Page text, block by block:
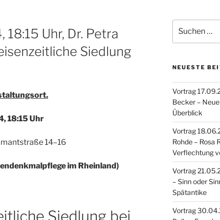
Uhr, Dr. Petra
Siedlung
18:15 Uhr
14–16
im Rheinland)
Siedlung bei
nach:
NEUESTE
Vortrag
Becker –
Überblick
Vortrag
Rohde – Rosa
Verflechtung
Vortrag
– Sinn oder
Spätantike
Vortrag